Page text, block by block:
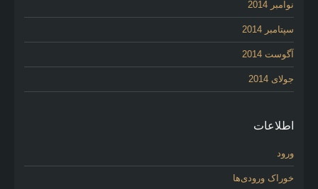
نوامبر 2014
سپتامبر 2014
آگوست 2014
جولای 2014
اطلاعات
ورود
خوراک ورودی‌ها